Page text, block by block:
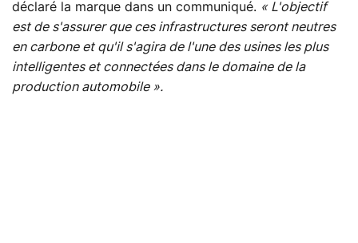
déclaré la marque dans un communiqué. « L'objectif
est de s'assurer que ces infrastructures seront neutres
en carbone et qu'il s'agira de l'une des usines les plus
intelligentes et connectées dans le domaine de la
production automobile ».